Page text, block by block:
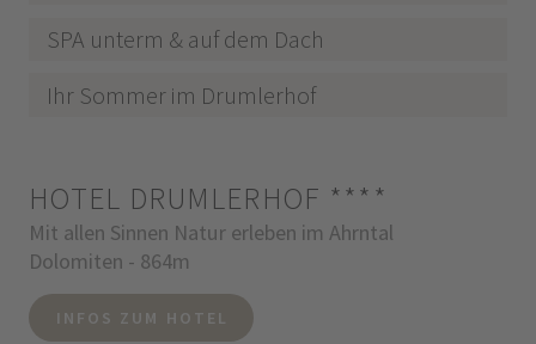
SPA unterm & auf dem Dach
Ihr Sommer im Drumlerhof
HOTEL DRUMLERHOF ****
Mit allen Sinnen Natur erleben im Ahrntal
Dolomiten - 864m
INFOS ZUM HOTEL